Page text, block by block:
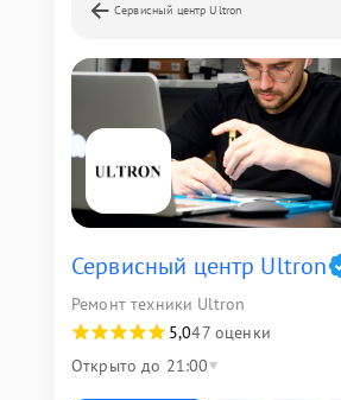
Сервисный центр Ultron
Сервисный центр Ultron
Ремонт техники Ultron
5,047 оценки
Открыто до 21:00